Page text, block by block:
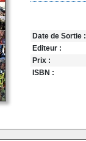
Date de Sortie :
Editeur :
Prix :
ISBN :